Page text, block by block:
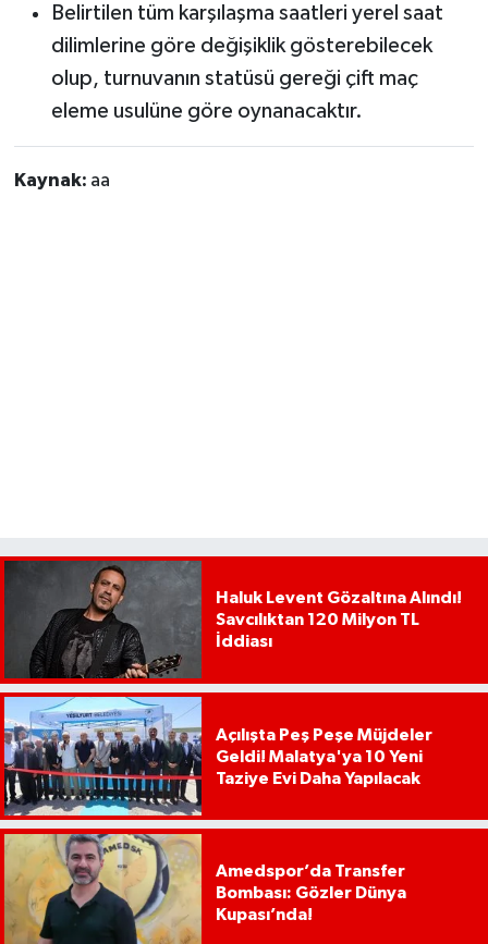
Belirtilen tüm karşılaşma saatleri yerel saat
dilimlerine göre değişiklik gösterebilecek
olup, turnuvanın statüsü gereği çift maç
eleme usulüne göre oynanacaktır.
Kaynak: aa
Haluk Levent Gözaltına Alındı!
Savcılıktan 120 Milyon TL
İddiası
Açılışta Peş Peşe Müjdeler
Geldi! Malatya'ya 10 Yeni
Taziye Evi Daha Yapılacak
Amedspor’da Transfer
Bombası: Gözler Dünya
Kupası’nda!